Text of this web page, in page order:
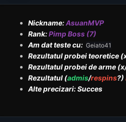
Nickname:AsuanMVP
Rank:Pimp Boss (7)
Am dat teste cu: Geiato41
Rezultatul probei teoretice
Rezultatul probei de arme
Rezultatul (admis/respins?)
Alte precizari: Succes